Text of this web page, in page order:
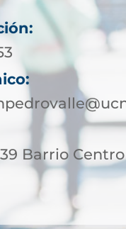
Barrio Centro